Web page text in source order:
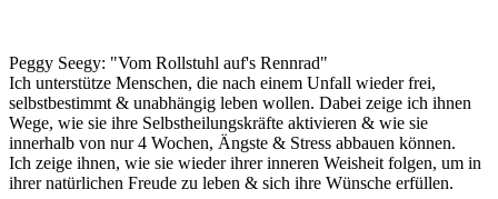
Peggy Seegy: "Vom Rollstuhl auf's Rennrad"
Ich unterstütze Menschen, die nach einem Unfall wieder frei,
selbstbestimmt & unabhängig leben wollen. Dabei zeige ich ihnen
Wege, wie sie ihre Selbstheilungskräfte aktivieren & wie sie
innerhalb von nur 4 Wochen, Ängste & Stress abbauen können.
Ich zeige ihnen, wie sie wieder ihrer inneren Weisheit folgen, um in
ihrer natürlichen Freude zu leben & sich ihre Wünsche erfüllen.